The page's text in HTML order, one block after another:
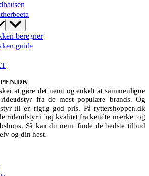
beregner
guide
at gøre det nemt og enkelt at sammenligne
fra de mest populære brands. Og
til en rigtig god pris. På ryttershoppen.dk
rideudstyr i høj kvalitet fra kendte mærker og
Så kan du nemt finde de bedste tilbud
og din hest.